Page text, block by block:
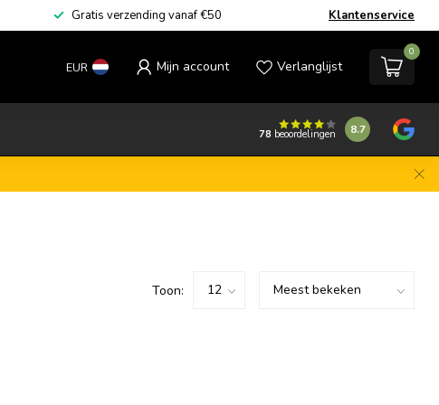
Gratis verzending vanaf €50 Klantenservice
EUR Mijn account Verlanglijst
0
78 beoordelingen 8.7
Toon: